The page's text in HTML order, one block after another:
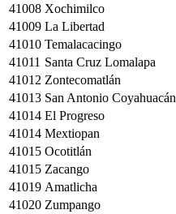
41008 Xochimilco
41009 La Libertad
41010 Temalacacingo
41011 Santa Cruz Lomalapa
41012 Zontecomatlán
41013 San Antonio Coyahuacán
41014 El Progreso
41014 Mextiopan
41015 Ocotitlán
41015 Zacango
41019 Amatlicha
41020 Zumpango